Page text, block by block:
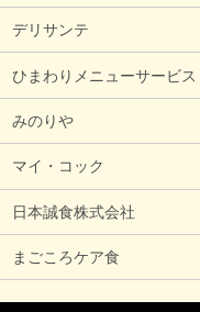
デリサンテ
ひまわりメニューサービス
みのりや
マイ・コック
日本誠食株式会社
まごころケア食